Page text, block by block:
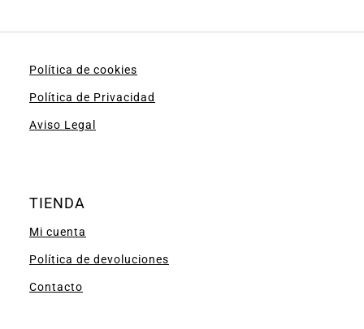
Política de cookies
Política de Privacidad
Aviso Legal
TIENDA
Mi cuenta
Política de devoluciones
Contacto